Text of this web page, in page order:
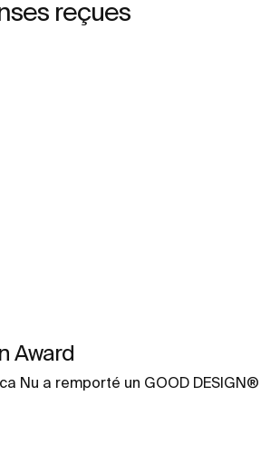
reçues
Award
Nu a remporté un GOOD DESIGN®